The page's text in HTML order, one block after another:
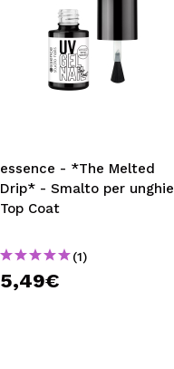
essence - *The Melted
Drip* - Smalto per unghie
Top Coat
(1)
5,49€